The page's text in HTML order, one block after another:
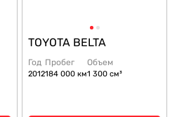
TOYOTA BELTA
Год
2012
Пробег
184 000 км
Объем
1 300 см³